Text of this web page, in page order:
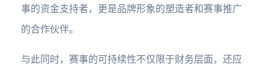
事的资金支持者，更是品牌形象的塑造者和赛事推广
的合作伙伴。
与此同时，赛事的可持续性不仅限于财务层面，还应